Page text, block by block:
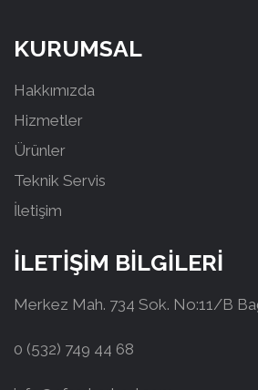
KURUMSAL
Hakkımızda
Hizmetler
Ürünler
Teknik Servis
İletişim
İLETİŞİM BİLGİLERİ
Merkez Mah. 734 Sok. No:11/B
0 (532) 749 44 68